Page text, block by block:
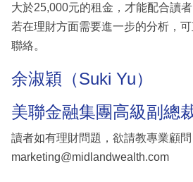
大於25,000元的租金，才能配合讀者
若在理財方面需要進一步的分析，
聯絡。
余淑穎（Suki Yu）
美聯金融集團高級副總
讀者如有理財問題，欲請教專業顧
marketing@midlandwealth.com